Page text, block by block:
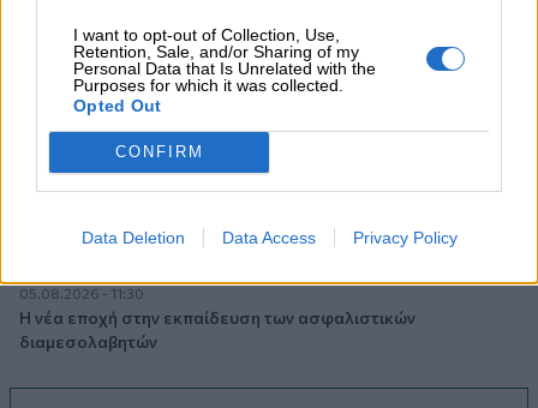
I want to opt-out of Collection, Use,
Retention, Sale, and/or Sharing of my
Personal Data that Is Unrelated with the
Purposes for which it was collected.
Opted Out
CONFIRM
Data Deletion Data Access Privacy Policy
μπορεί να έχουμε θεραπεία που αναστέλλει την εξέλιξη του
Πάρκινσον»
05.08.2026 - 12:33
Ε.Ε και παράνομη μετανάστευση: προτάσεις και δράσεις με
παρονομαστή το κοινό συμφέρον
Αντώνης Βουκλαρής - «ΕΡΡΙΚΟΣ ΝΤΥΝΑΝ»
05.08.2026 - 11:30
Η νέα εποχή στην εκπαίδευση των ασφαλιστικών
διαμεσολαβητών